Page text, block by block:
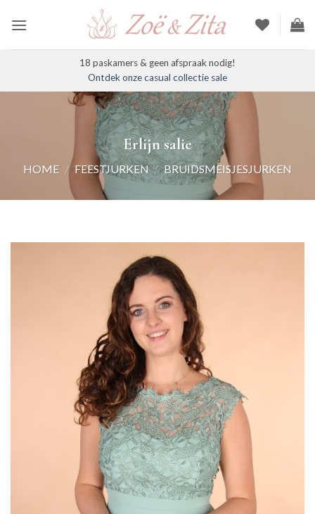
naar
18 paskamers & geen afspraak nodig!
Ontdek onze casual collectie sale
Erlijn salie
HOME / FEESTJURKEN / BRUIDSMEISJESJURKEN